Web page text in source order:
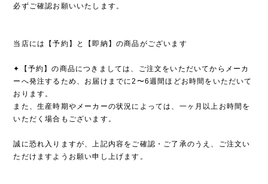
必ずご確認お願いいたします。
当店には【予約】と【即納】の商品がございます
✦【予約】の商品につきましては、ご注文をいただいてからメーカ
ーへ発注するため、お届けまでに2〜6週間ほどお時間をいただいて
おります。
また、生産時期やメーカーの状況によっては、一ヶ月以上お時間を
いただく場合もございます。
誠に恐れ入りますが、上記内容をご確認・ご了承のうえ、ご注文い
ただけますようお願い申し上げます。